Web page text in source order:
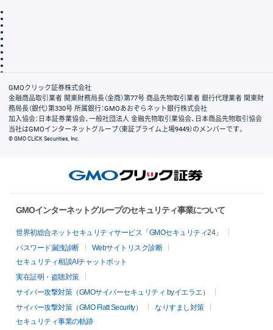
会社案内
GMOクリック証券株式会社
金融商品取引業者 関東財務局長（金商）第77号 商品先物取引業者 銀行代理業者 関東財
務局長（銀代）第330号 所属銀行：GMOあおぞらネット銀行株式会社
加入協会：日本証券業協会、一般社団法人 金融先物取引業協会、日本商品先物取引協会
当社はGMOインターネットグループ（東証プライム上場9449）のメンバーです。
© GMO CLICK Securities, Inc.
GMOインターネットグループのセキュリティ事業について
世界初総合ネットセキュリティサービス「GMOセキュリティ24」
パスワード漏洩診断
Webサイトリスク診断
セキュリティ相談AIチャットボット
実在証明・盗聴対策
サイバー攻撃対策（GMOサイバーセキュリティ byイエラエ）
サイバー攻撃対策（GMO Flatt Security）
なりすまし対策
セキュリティ事業の軌跡